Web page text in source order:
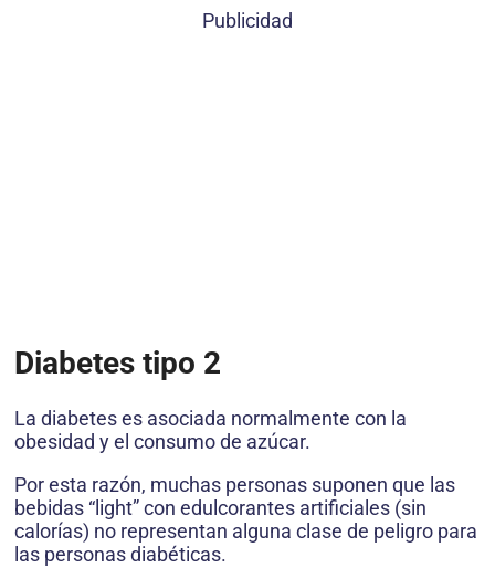
Publicidad
Diabetes tipo 2
La diabetes es asociada normalmente con la
obesidad y el consumo de azúcar.
Por esta razón, muchas personas suponen que las
bebidas “light” con edulcorantes artificiales (sin
calorías) no representan alguna clase de peligro para
las personas diabéticas.